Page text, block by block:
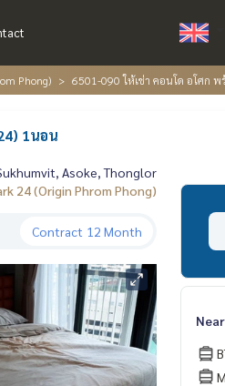
Phong) 6501-090 ให้เช่า คอนโด อโศก
1นอน
Asoke, Thonglor
24 (Origin Phrom Phong)
Contract 12 Month